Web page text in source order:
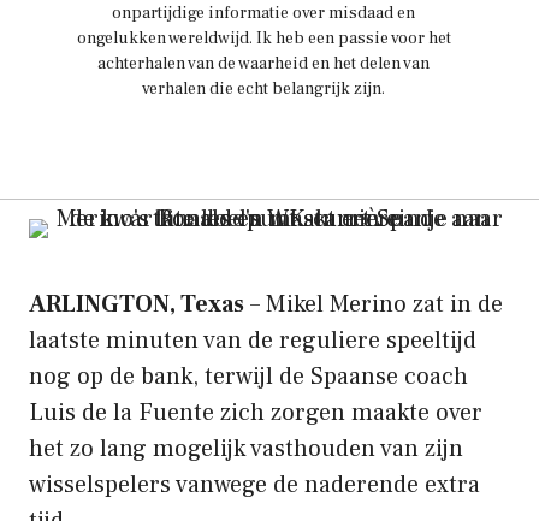
onpartijdige informatie over misdaad en
ongelukken wereldwijd. Ik heb een passie voor het
achterhalen van de waarheid en het delen van
verhalen die echt belangrijk zijn.
ARLINGTON, Texas– Mikel Merino zat in de
laatste minuten van de reguliere speeltijd
nog op de bank, terwijl de Spaanse coach
Luis de la Fuente zich zorgen maakte over
het zo lang mogelijk vasthouden van zijn
wisselspelers vanwege de naderende extra